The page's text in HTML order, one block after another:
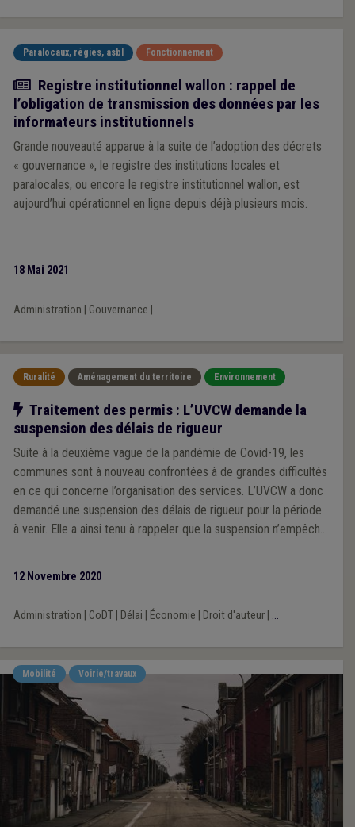
Paralocaux, régies, asbl Fonctionnement
Actualité
Registre institutionnel wallon : rappel de
l’obligation de transmission des données par les
informateurs institutionnels
Grande nouveauté apparue à la suite de l’adoption des décrets
« gouvernance », le registre des institutions locales et
paralocales, ou encore le registre institutionnel wallon, est
aujourd’hui opérationnel en ligne depuis déjà plusieurs mois.
18 Mai 2021
Administration Gouvernance
Ruralité Aménagement du territoire Environnement
Notre action
Traitement des permis : L’UVCW demande la
suspension des délais de rigueur
Suite à la deuxième vague de la pandémie de Covid-19, les
communes sont à nouveau confrontées à de grandes difficultés
en ce qui concerne l’organisation des services. L’UVCW a donc
demandé une suspension des délais de rigueur pour la période
à venir. Elle a ainsi tenu à rappeler que la suspension n’empêche
12 Novembre 2020
Administration CoDT| Délai Économie Droit d'auteur| ...
Mobilité Voirie/travaux